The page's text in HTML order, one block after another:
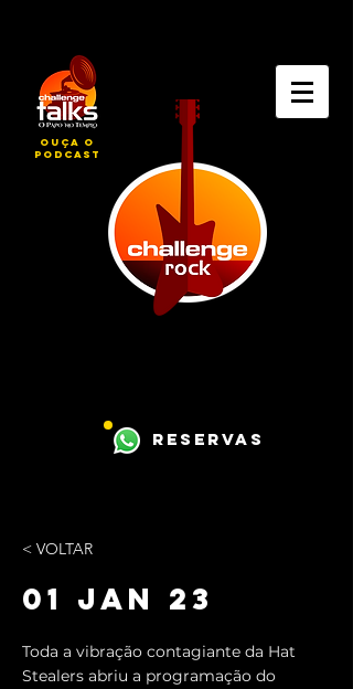
ouça o
podcast
reservas
< VOLTAR
01 JAN 23
Toda a vibração contagiante da Hat
Stealers abriu a programação do